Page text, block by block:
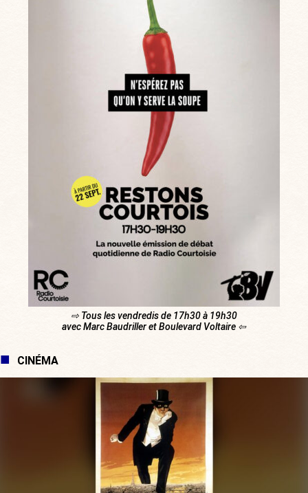
⇨ Tous les vendredis de 17h30 à 19h30
avec Marc Baudriller et Boulevard Voltaire ⇦
CINÉMA